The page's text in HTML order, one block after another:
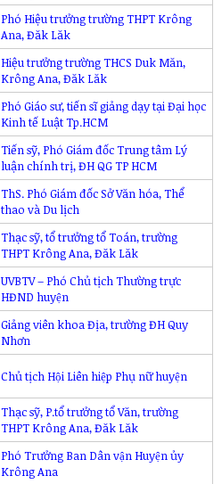
Phó Hiệu trưởng trường THPT Krông
Ana, Đăk Lăk
Hiệu trưởng trường THCS Duk Măn,
Krông Ana, Đăk Lăk
Phó Giáo sư, tiến sĩ giảng dạy tại Đại học
Kinh tế Luật Tp.HCM
Tiến sỹ, Phó Giám đốc Trung tâm Lý
luận chính trị, ĐH QG TP HCM
ThS. Phó Giám đốc Sở Văn hóa, Thể
thao và Du lịch
Thạc sỹ, tổ trưởng tổ Toán, trường
THPT Krông Ana, Đăk Lăk
UVBTV – Phó Chủ tịch Thường trực
HĐND huyện
Giảng viên khoa Địa, trường ĐH Quy
Nhơn
Chủ tịch Hội Liên hiệp Phụ nữ huyện
Thạc sỹ, P.tổ trưởng tổ Văn, trường
THPT Krông Ana, Đăk Lăk
Phó Trưởng Ban Dân vận Huyện ủy
Krông Ana